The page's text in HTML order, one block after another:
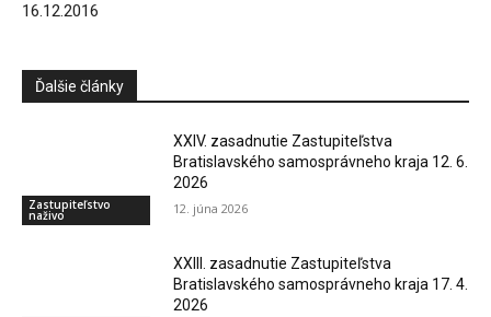
16.12.2016
Ďalšie články
Zastupiteľstvo
naživo
XXIV. zasadnutie Zastupiteľstva
Bratislavského samosprávneho kraja 12. 6.
2026
12. júna 2026
XXIII. zasadnutie Zastupiteľstva
Bratislavského samosprávneho kraja 17. 4.
2026